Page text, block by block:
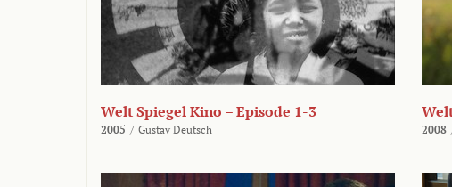
Welt Spiegel Kino – Episode 1-3
2005 / Gustav Deutsch 2008